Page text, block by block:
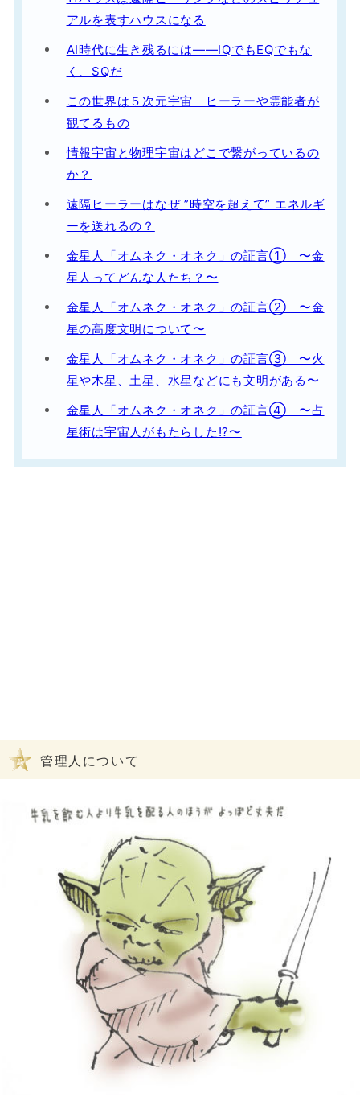
アルを表すハウスになる
AI時代に生き残るには——IQでもEQでもな
く、SQだ
この世界は５次元宇宙 ヒーラーや霊能者が
観てるもの
情報宇宙と物理宇宙はどこで繋がっているの
か？
遠隔ヒーラーはなぜ ”時空を超えて” エネルギ
ーを送れるの？
金星人「オムネク・オネク」の証言① 〜金
星人ってどんな人たち？〜
金星人「オムネク・オネク」の証言② 〜金
星の高度文明について〜
金星人「オムネク・オネク」の証言③ 〜火
星や木星、土星、水星などにも文明がある〜
金星人「オムネク・オネク」の証言④ 〜占
星術は宇宙人がもたらした!?〜
管理人について